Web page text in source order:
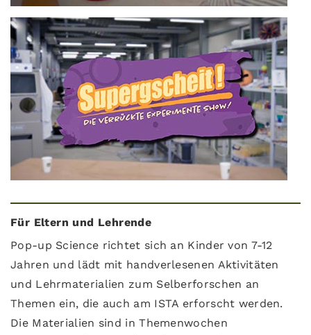
Für Eltern und Lehrende
Pop-up Science richtet sich an Kinder von 7-12
Jahren und lädt mit handverlesenen Aktivitäten
und Lehrmaterialien zum Selberforschen an
Themen ein, die auch am ISTA erforscht werden.
Die Materialien sind in Themenwochen